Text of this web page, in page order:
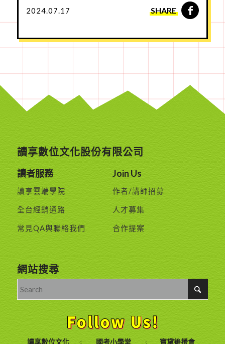
2024.07.17 SHARE
讀享數位文化股份有限公司
讀者服務
讀享雲端學院
全台經銷通路
常見QA與聯絡我們
Join Us
作者/講師招募
人才募集
合作提案
網站搜尋
讀享數位文化 國考小學堂 寶黛後援會